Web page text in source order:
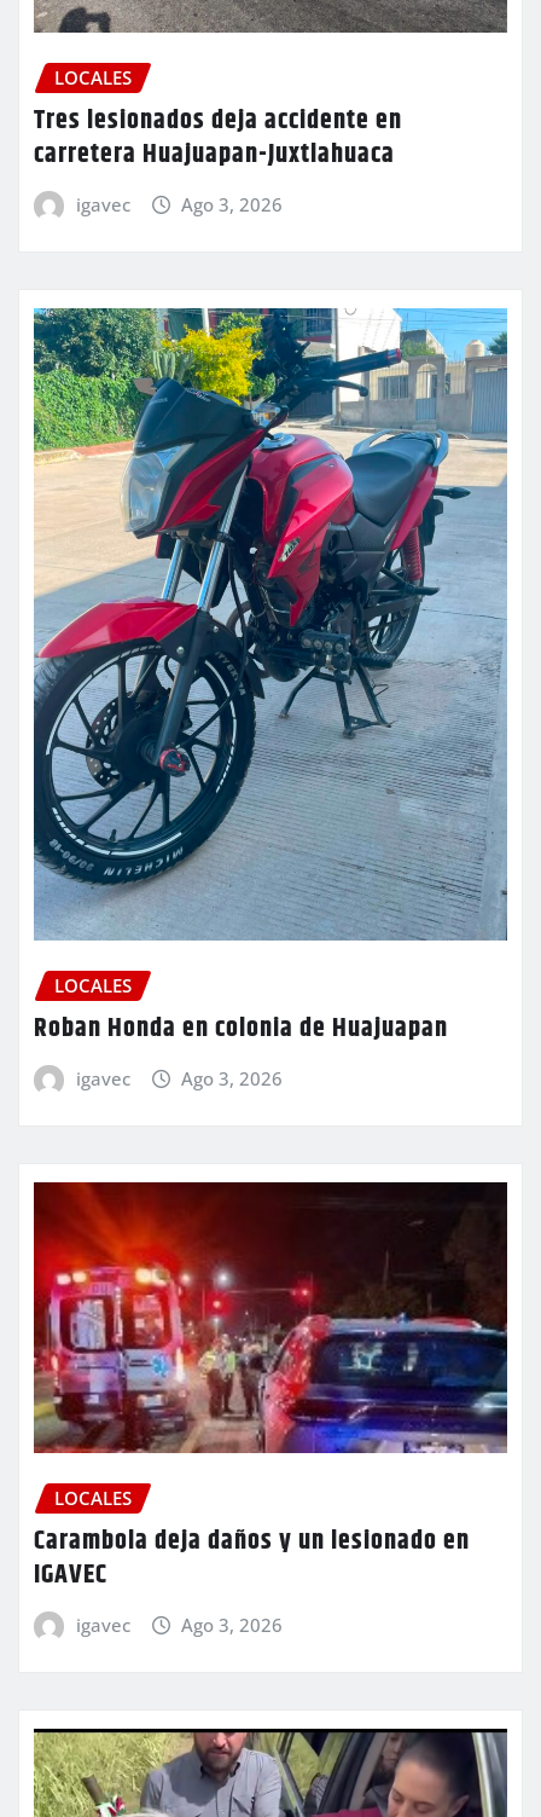
LOCALES
Tres lesionados deja accidente en
carretera Huajuapan-Juxtlahuaca
igavec Ago 3, 2026
LOCALES
Roban Honda en colonia de Huajuapan
igavec Ago 3, 2026
LOCALES
Carambola deja daños y un lesionado en
IGAVEC
igavec Ago 3, 2026